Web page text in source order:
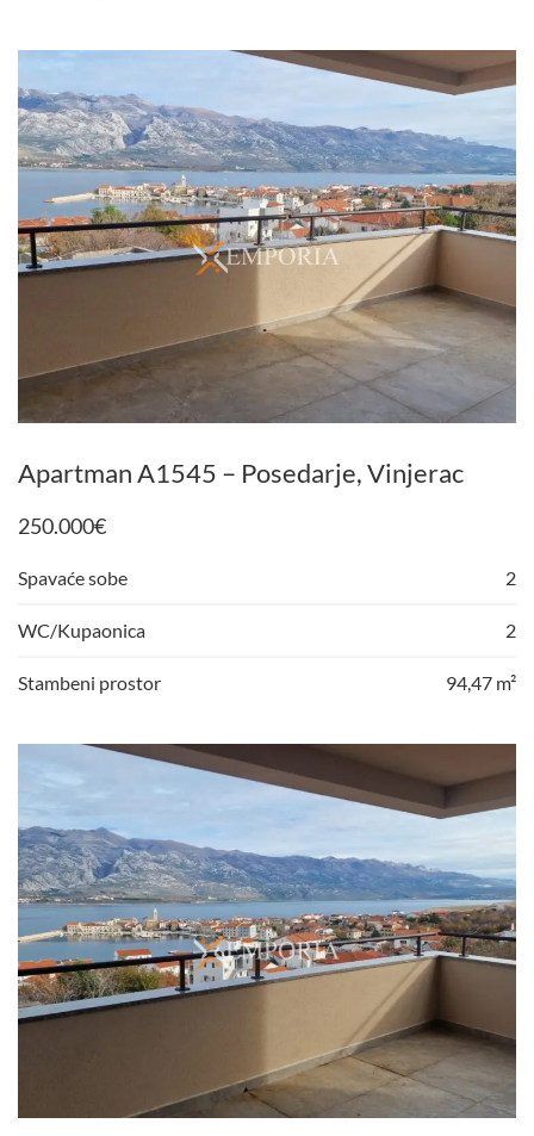
Apartman A1545 – Posedarje, Vinjerac
250.000€
Spavaće sobe 2
WC/Kupaonica 2
Stambeni prostor 94,47 m²